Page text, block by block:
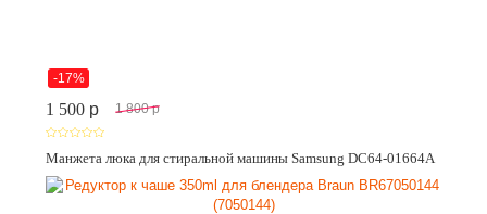
-17%
1 500 p 1 800 p
Манжета люка для стиральной машины Samsung DC64-01664A